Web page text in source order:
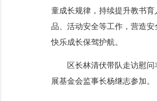
童成长规律，持续提升教书
品、活动安全等工作，营造
快乐成长保驾护航。
区长林清伏带队走访慰问丰
展基金会监事长杨继志参加。